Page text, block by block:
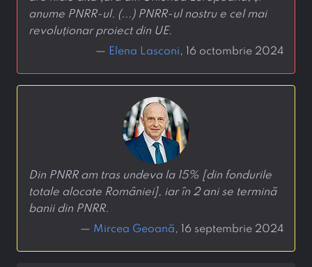
anume PNRR-ul. (...) PNRR-ul nostru e cel mai
revoluționar proiect din UE.
— Elena Lasconi, 16 octombrie 2024
Din PNRR am tras undeva la 15% [din fondurile
totale alocate României], iar în 2 ani se termină
banii din PNRR.
— Mircea Geoană, 16 septembrie 2024